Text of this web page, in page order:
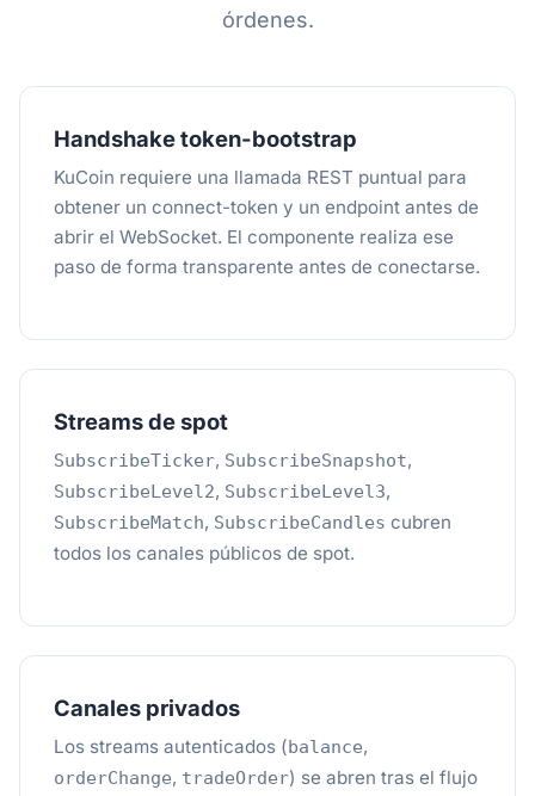
órdenes.
Handshake token-bootstrap
KuCoin requiere una llamada REST puntual para
obtener un connect-token y un endpoint antes de
abrir el WebSocket. El componente realiza ese
paso de forma transparente antes de conectarse.
Streams de spot
SubscribeTicker, SubscribeSnapshot,
SubscribeLevel2, SubscribeLevel3,
SubscribeMatch, SubscribeCandles cubren
todos los canales públicos de spot.
Canales privados
Los streams autenticados (balance,
orderChange, tradeOrder) se abren tras el flujo